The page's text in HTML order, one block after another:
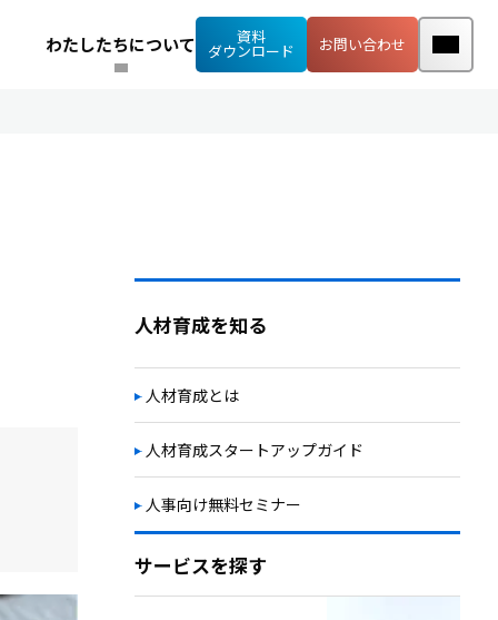
わたしたちについて
資料
ダウンロード
お問い合わせ
人材育成を知る
人材育成とは
人材育成スタートアップガイド
人事向け無料セミナー
サービスを探す